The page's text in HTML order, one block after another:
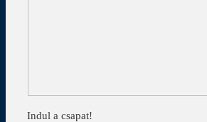
Indul a csapat!